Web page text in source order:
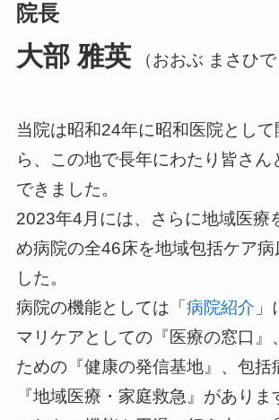
院長
大部 雅英（おおぶ まさひで
当院は昭和24年に昭和医院とし
ら、この地で長年にわたり皆さん
できました。
2023年4月には、さらに地域医療
め病院の全46床を地域包括ケア病
した。
病院の機能としては「病院紹介
マリケアとしての『医療の窓口』
ための『健康の発信基地』、包括
『地域医療・家庭救急』がありま